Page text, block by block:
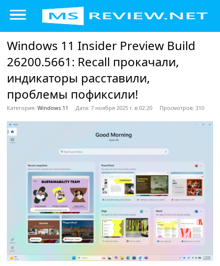
Windows 11 Insider Preview Build
26200.5661: Recall прокачали,
индикаторы расставили,
проблемы пофиксили!
Категория: Windows 11 Дата: 7 ноября 2025 г. в 02:20 Просмотров: 310